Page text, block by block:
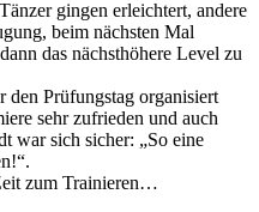
gingen erleichtert, andere
beim nächsten Mal
das nächsthöhere Level zu
den Prüfungstag organisiert
sehr zufrieden und auch
war sich sicher: „So eine
zum Trainieren…